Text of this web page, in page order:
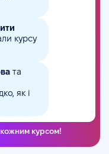
курсу
та
як і
кожним курсом!